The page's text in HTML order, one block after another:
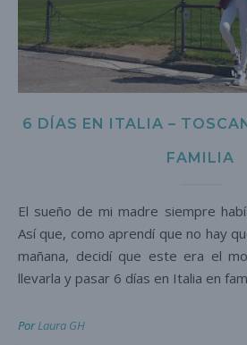
6 DÍAS EN ITALIA –
FAMILIA
El sueño de mi madre siempre había sido visitar Venecia.
Así que, como aprendí que no hay
mañana, decidí que este era el
llevarla y pasar 6 días en Italia en
PorLaura GH